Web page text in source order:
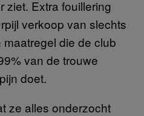
ziet. Extra fouillering
verkoop van slechts
die de club
van de trouwe
doet.
ze alles onderzocht